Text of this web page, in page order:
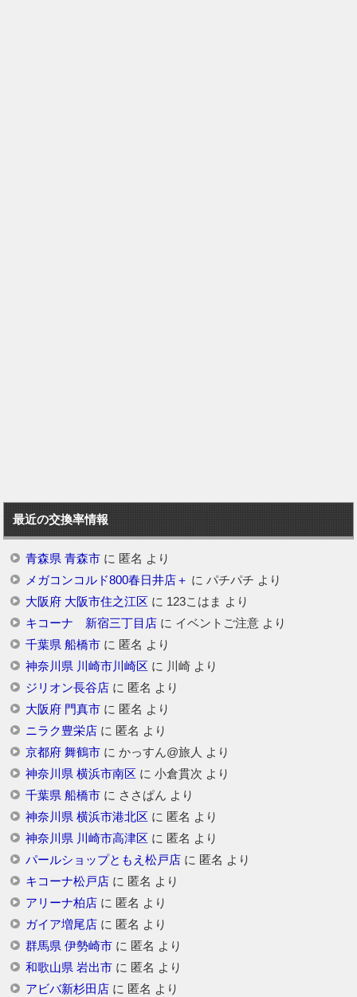
最近の交換率情報
青森県 青森市に 匿名 より
メガコンコルド800春日井店＋ に パチパチ より
大阪府 大阪市住之江区 に 123こはま より
キコーナ 新宿三丁目店に イベントご注意より
千葉県 船橋市に 匿名 より
神奈川県 川崎市川崎区 に 川崎より
ジリオン長谷店に 匿名 より
大阪府 門真市に 匿名 より
ニラク豊栄店に 匿名 より
京都府 舞鶴市に かっすん@旅人 より
神奈川県 横浜市南区 に 小倉貫次 より
千葉県 船橋市に ささぱん より
神奈川県 横浜市港北区 に 匿名 より
神奈川県 川崎市高津区 に 匿名 より
パールショップともえ松戸店に 匿名 より
キコーナ松戸店に 匿名 より
アリーナ柏店に 匿名 より
ガイア増尾店に 匿名 より
群馬県 伊勢崎市に 匿名 より
和歌山県 岩出市に 匿名 より
アビバ新杉田店に 匿名 より